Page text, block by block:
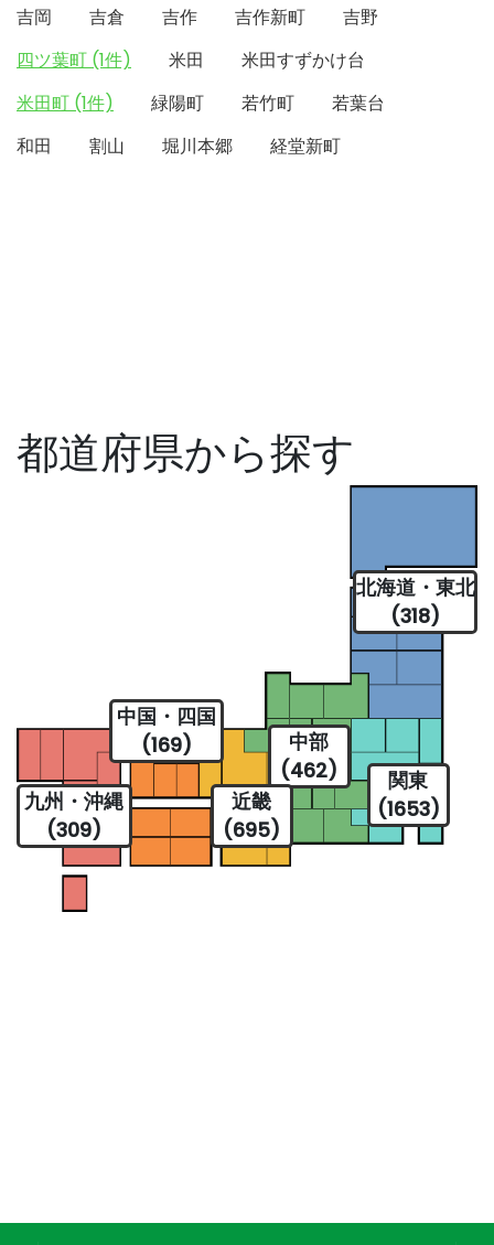
吉岡
吉倉 吉作 吉作新町
吉野
四ツ葉町 (1件)
米田
米田すずかけ台
米田町 (1件)
緑陽町 若竹町
若葉台
和田
割山 堀川本郷 経堂新町
都道府県から探す
北海道・東北
(318)
関東
(1653)
中部
(462)
近畿
(695)
中国・四国
(169)
九州・沖縄
(309)